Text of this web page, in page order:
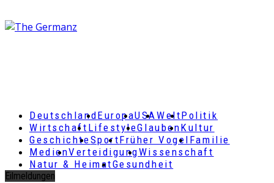
DeutschlandEuropaUSAWeltPolitik
Wirtschaft LifestyleGlaubenKultur
GeschichteSportFrüher Vogel Familie
MedienVerteidigungWissenschaft
Natur & HeimatGesundheit
Eilmeldungen